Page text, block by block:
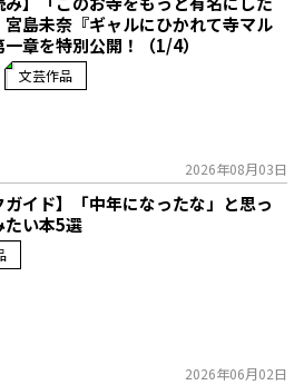
宮島未奈『ギャルにひかれて寺マル
章を特別公開！（1/4）
文芸作品
2026年08月03日
ガイド】「中年になったな」と思っ
たい本5選
2026年06月02日